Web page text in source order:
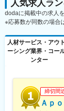
人気求人ラ
dodaに掲載中の求人
※応募数が同数の場合
人材サービス・アウ
ーシング業界・コー
ンター
締切間
Ａｐ